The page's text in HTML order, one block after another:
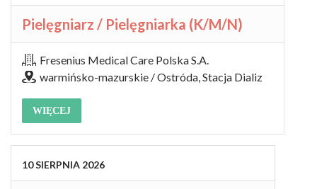
Pielęgniarz / Pielęgniarka (K/M/N)
Fresenius Medical Care Polska S.A.
warmińsko-mazurskie / Ostróda, Stacja Dializ
WIĘCEJ
10SIERPNIA 2026